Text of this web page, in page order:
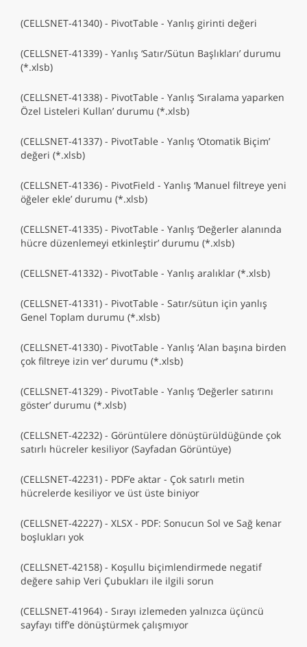
(CELLSNET-41340) - PivotTable - Yanlış girinti değeri
(CELLSNET-41339) - Yanlış ‘Satır/Sütun Başlıkları’ durumu
(*.xlsb)
(CELLSNET-41338) - PivotTable - Yanlış ‘Sıralama yaparken
Özel Listeleri Kullan’ durumu (*.xlsb)
(CELLSNET-41337) - PivotTable - Yanlış ‘Otomatik Biçim’
değeri (*.xlsb)
(CELLSNET-41336) - PivotField - Yanlış ‘Manuel filtreye yeni
öğeler ekle’ durumu (*.xlsb)
(CELLSNET-41335) - PivotTable - Yanlış ‘Değerler alanında
hücre düzenlemeyi etkinleştir’ durumu (*.xlsb)
(CELLSNET-41332) - PivotTable - Yanlış aralıklar (*.xlsb)
(CELLSNET-41331) - PivotTable - Satır/sütun için yanlış
Genel Toplam durumu (*.xlsb)
(CELLSNET-41330) - PivotTable - Yanlış ‘Alan başına birden
çok filtreye izin ver’ durumu (*.xlsb)
(CELLSNET-41329) - PivotTable - Yanlış ‘Değerler satırını
göster’ durumu (*.xlsb)
(CELLSNET-42232) - Görüntülere dönüştürüldüğünde çok
satırlı hücreler kesiliyor (Sayfadan Görüntüye)
(CELLSNET-42231) - PDF’e aktar - Çok satırlı metin
hücrelerde kesiliyor ve üst üste biniyor
(CELLSNET-42227) - XLSX - PDF: Sonucun Sol ve Sağ kenar
boşlukları yok
(CELLSNET-42158) - Koşullu biçimlendirmede negatif
değere sahip Veri Çubukları ile ilgili sorun
(CELLSNET-41964) - Sırayı izlemeden yalnızca üçüncü
sayfayı tiff’e dönüştürmek çalışmıyor